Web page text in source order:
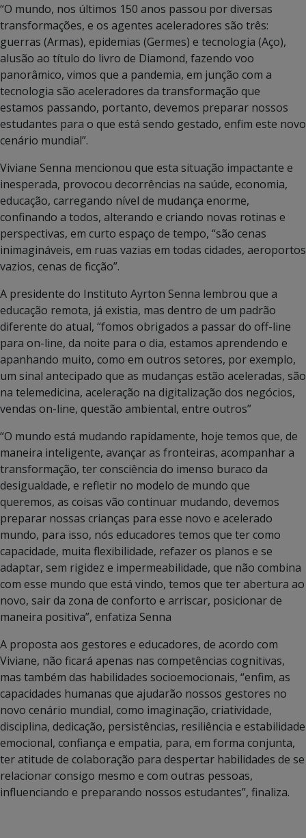
“O mundo, nos últimos 150 anos passou por diversas
transformações, e os agentes aceleradores são três:
guerras (Armas), epidemias (Germes) e tecnologia (Aço),
alusão ao título do livro de Diamond, fazendo voo
panorâmico, vimos que a pandemia, em junção com a
tecnologia são aceleradores da transformação que
estamos passando, portanto, devemos preparar nossos
estudantes para o que está sendo gestado, enfim este novo
cenário mundial”.
Viviane Senna mencionou que esta situação impactante e
inesperada, provocou decorrências na saúde, economia,
educação, carregando nível de mudança enorme,
confinando a todos, alterando e criando novas rotinas e
perspectivas, em curto espaço de tempo, “são cenas
inimagináveis, em ruas vazias em todas cidades, aeroportos
vazios, cenas de ficção”.
A presidente do Instituto Ayrton Senna lembrou que a
educação remota, já existia, mas dentro de um padrão
diferente do atual, “fomos obrigados a passar do off-line
para on-line, da noite para o dia, estamos aprendendo e
apanhando muito, como em outros setores, por exemplo,
um sinal antecipado que as mudanças estão aceleradas, são
na telemedicina, aceleração na digitalização dos negócios,
vendas on-line, questão ambiental, entre outros”
“O mundo está mudando rapidamente, hoje temos que, de
maneira inteligente, avançar as fronteiras, acompanhar a
transformação, ter consciência do imenso buraco da
desigualdade, e refletir no modelo de mundo que
queremos, as coisas vão continuar mudando, devemos
preparar nossas crianças para esse novo e acelerado
mundo, para isso, nós educadores temos que ter como
capacidade, muita flexibilidade, refazer os planos e se
adaptar, sem rigidez e impermeabilidade, que não combina
com esse mundo que está vindo, temos que ter abertura ao
novo, sair da zona de conforto e arriscar, posicionar de
maneira positiva”, enfatiza Senna
A proposta aos gestores e educadores, de acordo com
Viviane, não ficará apenas nas competências cognitivas,
mas também das habilidades socioemocionais, “enfim, as
capacidades humanas que ajudarão nossos gestores no
novo cenário mundial, como imaginação, criatividade,
disciplina, dedicação, persistências, resiliência e estabilidade
emocional, confiança e empatia, para, em forma conjunta,
ter atitude de colaboração para despertar habilidades de se
relacionar consigo mesmo e com outras pessoas,
influenciando e preparando nossos estudantes”, finaliza.